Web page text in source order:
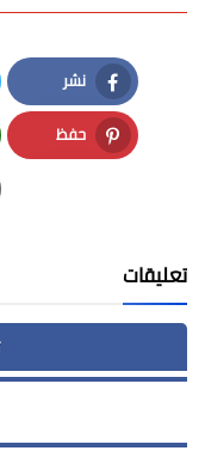
نشر
Facebook
حفظ
Pinterest
تعليقات